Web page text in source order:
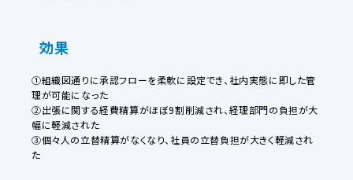
効果
①組織図通りに承認フローを柔軟に設定でき、社内実態に即した管
理が可能になった
②出張に関する経費精算がほぼ9割削減され、経理部門の負担が大
幅に軽減された
③個々人の立替精算がなくなり、社員の立替負担が大きく軽減され
た